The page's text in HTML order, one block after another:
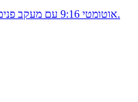
אוטומטי 9:16 עם מעקב פנים ורמקולים אקטיביים — ללא מסגור ידני.